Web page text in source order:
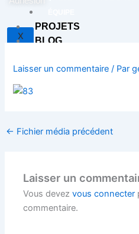
X
PROJETS
BLOG
X
Laisser un commentaire / Par
← Fichier média précédent
Laisser un
Vous devezvous connecter
commentaire.